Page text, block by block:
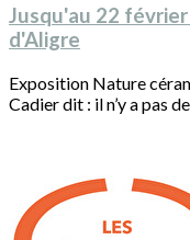
Jusqu'au 22
d'Aligre
Exposition Nature
Cadier dit : il n’y a pas